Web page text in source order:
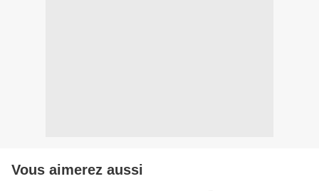
Vous aimerez aussi